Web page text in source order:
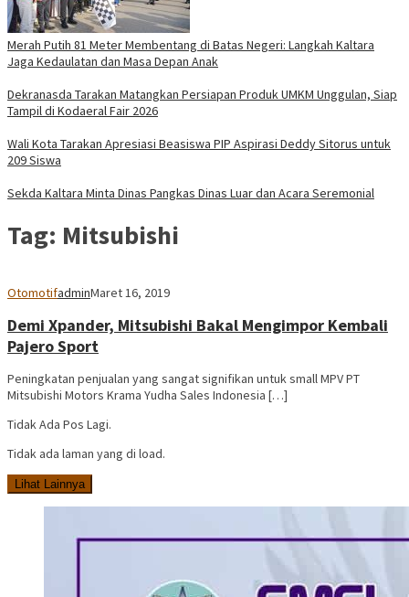
Merah Putih 81 Meter Membentang di Batas Negeri: Langkah Kaltara
Jaga Kedaulatan dan Masa Depan Anak
Dekranasda Tarakan Matangkan Persiapan Produk UMKM Unggulan, Siap
Tampil di Kodaeral Fair 2026
Wali Kota Tarakan Apresiasi Beasiswa PIP Aspirasi Deddy Sitorus untuk
209 Siswa
Sekda Kaltara Minta Dinas Pangkas Dinas Luar dan Acara Seremonial
Tag: Mitsubishi
OtomotifadminMaret 16, 2019
Demi Xpander, Mitsubishi Bakal Mengimpor Kembali
Pajero Sport
Peningkatan penjualan yang sangat signifikan untuk small MPV PT
Mitsubishi Motors Krama Yudha Sales Indonesia […]
Tidak Ada Pos Lagi.
Tidak ada laman yang di load.
Lihat Lainnya